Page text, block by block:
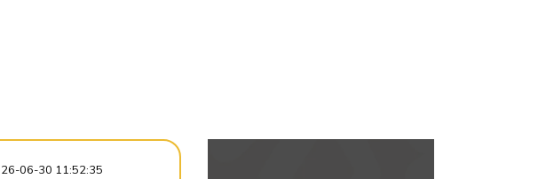
06-30 11:52:35